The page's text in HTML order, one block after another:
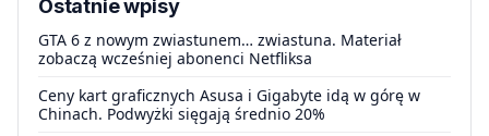
Ostatnie wpisy
GTA 6 z nowym zwiastunem… zwiastuna. Materiał
zobaczą wcześniej abonenci Netfliksa
Ceny kart graficznych Asusa i Gigabyte idą w górę w
Chinach. Podwyżki sięgają średnio 20%